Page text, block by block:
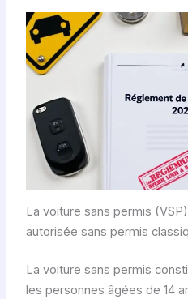
La voiture sans permis
autorisée sans permis
La voiture sans permis
les personnes âgées de 14